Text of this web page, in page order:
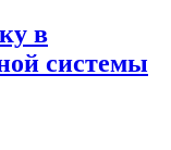
в
системы